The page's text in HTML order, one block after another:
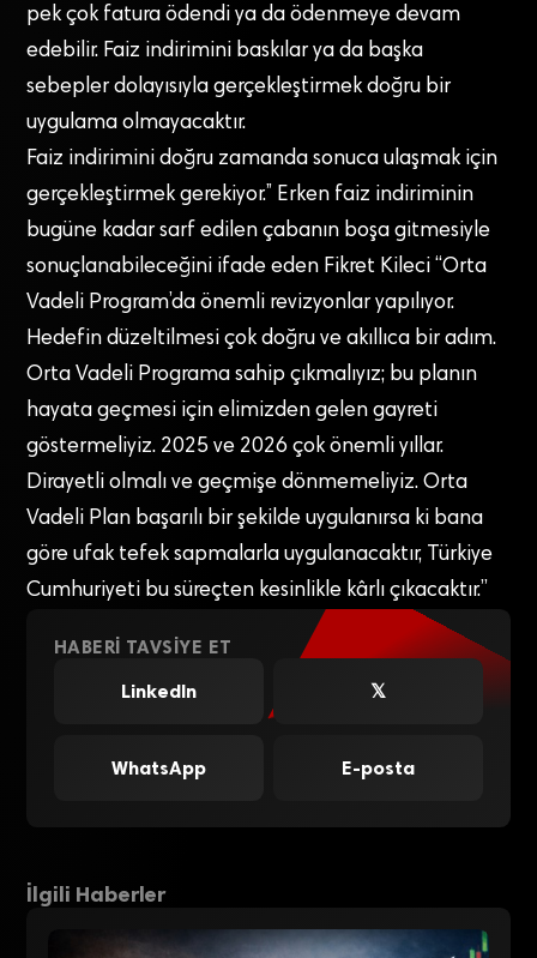
pek çok fatura ödendi ya da ödenmeye devam
edebilir. Faiz indirimini baskılar ya da başka
sebepler dolayısıyla gerçekleştirmek doğru bir
uygulama olmayacaktır.
Faiz indirimini doğru zamanda sonuca ulaşmak için
gerçekleştirmek gerekiyor.’’ Erken faiz indiriminin
bugüne kadar sarf edilen çabanın boşa gitmesiyle
sonuçlanabileceğini ifade eden Fikret Kileci “Orta
Vadeli Program’da önemli revizyonlar yapılıyor.
Hedefin düzeltilmesi çok doğru ve akıllıca bir adım.
Orta Vadeli Programa sahip çıkmalıyız; bu planın
hayata geçmesi için elimizden gelen gayreti
göstermeliyiz. 2025 ve 2026 çok önemli yıllar.
Dirayetli olmalı ve geçmişe dönmemeliyiz. Orta
Vadeli Plan başarılı bir şekilde uygulanırsa ki bana
göre ufak tefek sapmalarla uygulanacaktır, Türkiye
Cumhuriyeti bu süreçten kesinlikle kârlı çıkacaktır.”
HABERI TAVSIYE ET
LinkedIn
𝕏
WhatsApp E-posta
İlgili Haberler